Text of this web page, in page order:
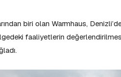
biri olan Warmhaus,
faaliyetlerin